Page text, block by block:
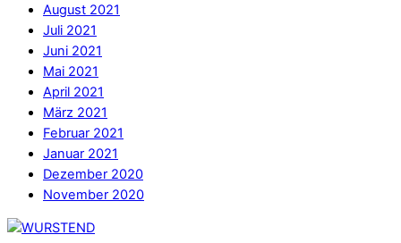
August 2021
Juli 2021
Juni 2021
Mai 2021
April 2021
März 2021
Februar 2021
Januar 2021
Dezember 2020
November 2020
Back